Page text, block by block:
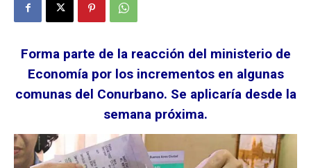
Forma parte de la reacción del ministerio de
Economía por los incrementos en algunas
comunas del Conurbano. Se aplicaría desde la
semana próxima.